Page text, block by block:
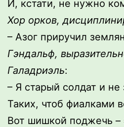
И, кстати, не нужно
Хор орков,
– Азог приручил
Гэндальф,
Галадриэль:
– Я старый солдат и не
Таких, чтоб фиалками
Вот шишкой поджечь –